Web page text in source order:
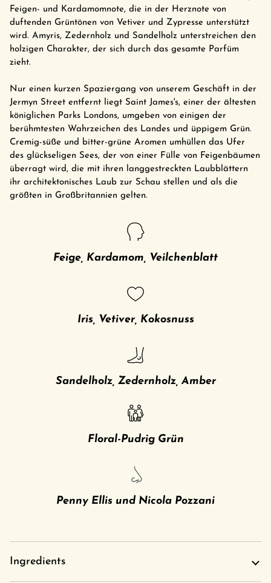
Feigen- und Kardamomnote, die in der Herznote von
duftenden Grüntönen von Vetiver und Zypresse unterstützt
wird. Amyris, Zedernholz und Sandelholz unterstreichen den
holzigen Charakter, der sich durch das gesamte Parfüm
zieht.
Nur einen kurzen Spaziergang von unserem Geschäft in der
Jermyn Street entfernt liegt Saint James's, einer der ältesten
königlichen Parks Londons, umgeben von einigen der
berühmtesten Wahrzeichen des Landes und üppigem Grün.
Cremig-süße und bitter-grüne Aromen umhüllen das Ufer
des glückseligen Sees, der von einer Fülle von Feigenbäumen
überragt wird, die mit ihren langgestreckten Laubblättern
ihr architektonisches Laub zur Schau stellen und als die
größten in Großbritannien gelten.
Feige, Kardamom, Veilchenblatt
Iris, Vetiver, Kokosnuss
Sandelholz, Zedernholz, Amber
Floral-Pudrig Grün
Penny Ellis und Nicola Pozzani
Ingredients